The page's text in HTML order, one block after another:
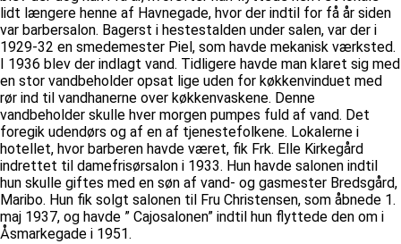
lidt længere henne af Havnegade, hvor der indtil for få år siden
var barbersalon. Bagerst i hestestalden under salen, var der i
1929-32 en smedemester Piel, som havde mekanisk værksted.
I 1936 blev der indlagt vand. Tidligere havde man klaret sig med
en stor vandbeholder opsat lige uden for køkkenvinduet med
rør ind til vandhanerne over køkkenvaskene. Denne
vandbeholder skulle hver morgen pumpes fuld af vand. Det
foregik udendørs og af en af tjenestefolkene. Lokalerne i
hotellet, hvor barberen havde været, fik Frk. Elle Kirkegård
indrettet til damefrisørsalon i 1933. Hun havde salonen indtil
hun skulle giftes med en søn af vand- og gasmester Bredsgård,
Maribo. Hun fik solgt salonen til Fru Christensen, som åbnede 1.
maj 1937, og havde ” Cajosalonen” indtil hun flyttede den om i
Åsmarkegade i 1951.